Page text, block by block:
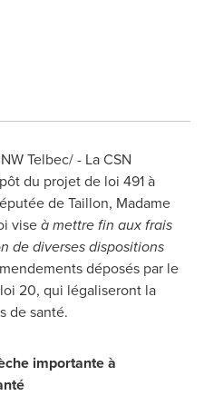
Telbec/ - La CSN
du projet de loi 491 à
de Taillon, Madame
viseà mettre fin aux frais
de diverses dispositions
déposés par le
20, qui légaliseront la
de santé.
importante à